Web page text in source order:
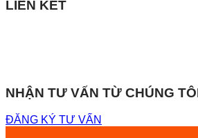
LIÊN KẾT
NHẬN TƯ VẤN TỪ CHÚNG
ĐĂNG KÝ TƯ VẤN